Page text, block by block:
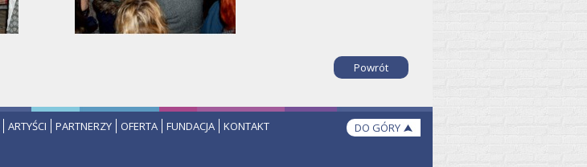
Powrót
ARTYŚCI PARTNERZY OFERTA FUNDACJA KONTAKT
DO GÓRY